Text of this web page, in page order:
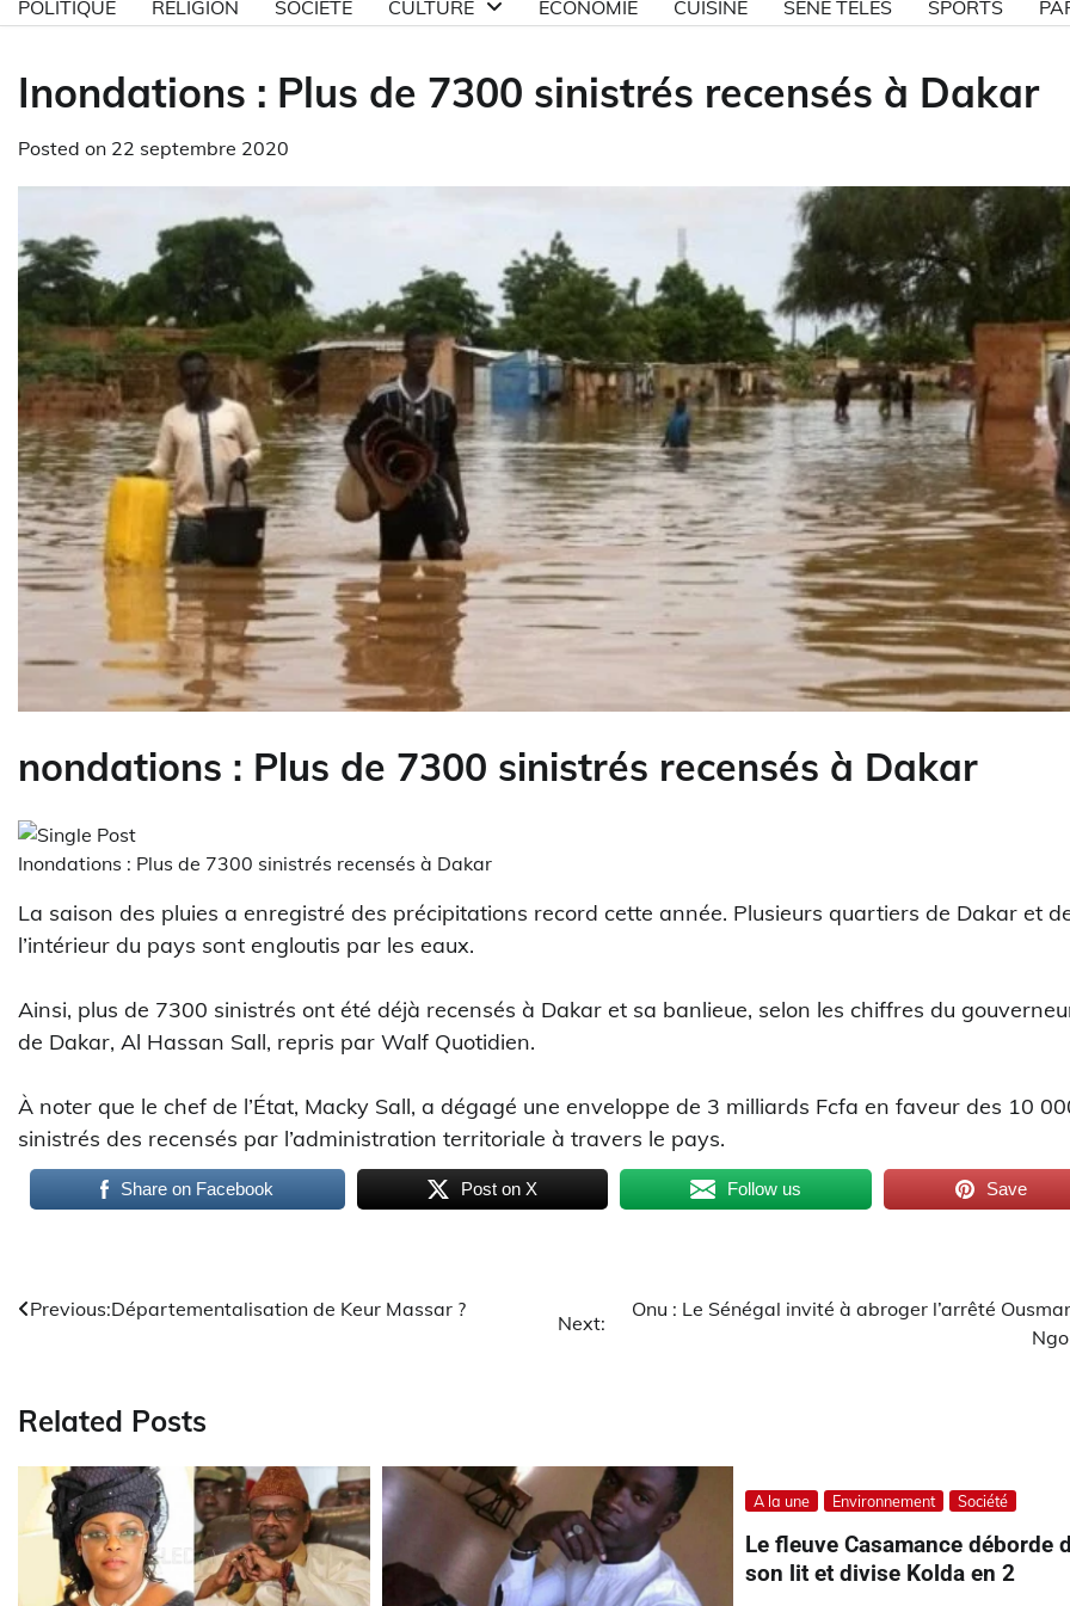
POLITIQUE
RELIGION SOCIETE CULTURE ECONOMIE CUISINE SÉNE TÉLÉS SPORTS
Inondations : Plus de 7300 sinistrés recensés à Dakar
Posted on 22 septembre 2020
nondations : Plus de 7300 sinistrés recensés à Dakar
Inondations : Plus de 7300 sinistrés recensés à Dakar
La saison des pluies a enregistré des précipitations record cette année. Plusieurs quartiers de Dakar et
l’intérieur du pays sont engloutis par les eaux.
Ainsi, plus de 7300 sinistrés ont été déjà recensés à Dakar et sa banlieue, selon les chiffres du
de Dakar, Al Hassan Sall, repris par Walf Quotidien.
À noter que le chef de l’État, Macky Sall, a dégagé une enveloppe de 3 milliards Fcfa en faveur des 10
sinistrés des recensés par l’administration territoriale à travers le pays.
Share on Facebook Post on X Follow us Save
Navigation
l’article
Previous:Départementalisation de Keur Massar ?
Next:
Onu : Le Sénégal invité à abroger l’arrêté
Related Posts
A la une Environnement Société
Le fleuve Casamance déborde
son lit et divise Kolda en 2